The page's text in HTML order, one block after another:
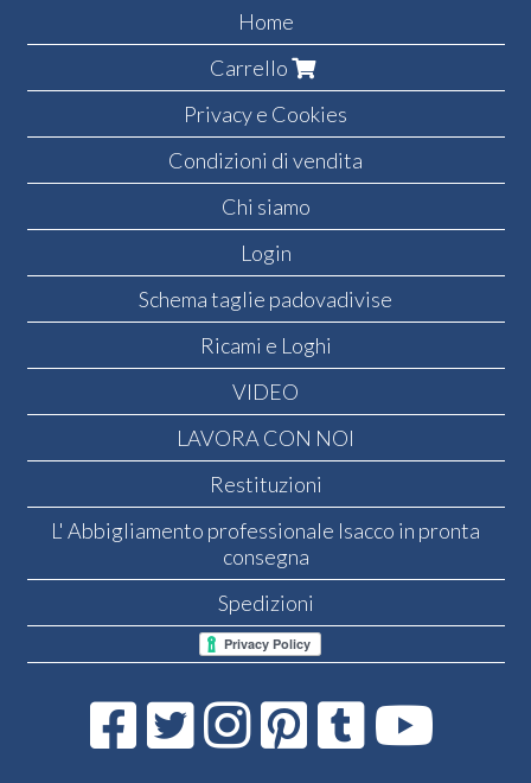
Home
Carrello
Privacy e Cookies
Condizioni di vendita
Chi siamo
Login
Schema taglie padovadivise
Ricami e Loghi
VIDEO
LAVORA CON NOI
Restituzioni
L' Abbigliamento professionale Isacco in pronta
consegna
Spedizioni